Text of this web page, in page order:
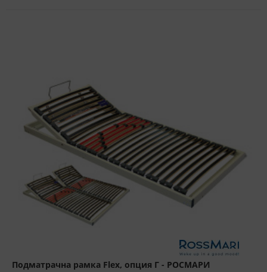
Подматрачна рамка Flex, опция Г - РОСМАРИ